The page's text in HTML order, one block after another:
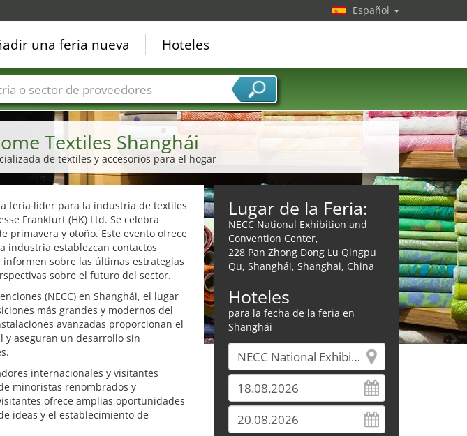
Textiles Shanghái
de textiles y accesorios para el hogar
feria líder para la industria de textiles
Frankfurt (HK) Ltd. Se celebra
primavera y otoño. Este evento ofrece
industria establezcan contactos
sobre las últimas estrategias
sobre el futuro del sector.
(NECC) en Shanghái, el lugar
más grandes y modernos del
avanzadas proporcionan el
y aseguran un desarrollo sin
internacionales y visitantes
minoristas renombrados y
ofrece amplias oportunidades
ideas y el establecimiento de
Lugar de la Feria:
NECC National Exhibition and
Convention Center,
228 Pan Zhong Dong Lu Qingpu
Qu, Shanghái, Shanghai, China
Hoteles
para la fecha de la feria en
Shanghái
Español
una feria nueva Hoteles
de ferias Sectores de proveedor de servicios